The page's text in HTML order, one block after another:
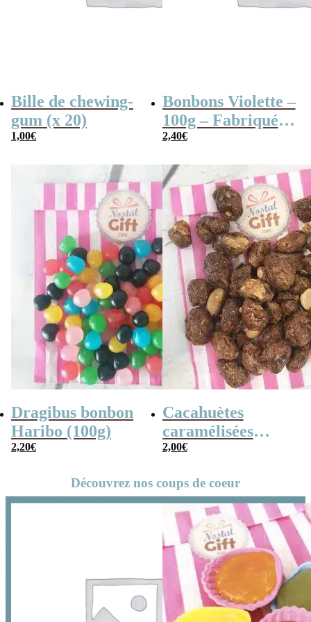
Bille de chewing-
gum (x 20)
1,00€
Bonbons Violette –
100g – Fabriqués
en France
2,40€
Dragibus bonbon
Haribo (100g)
2,20€
Cacahuètes
caramélisées
(chouchou) – 100g
2,00€
Découvrez nos coups de coeur